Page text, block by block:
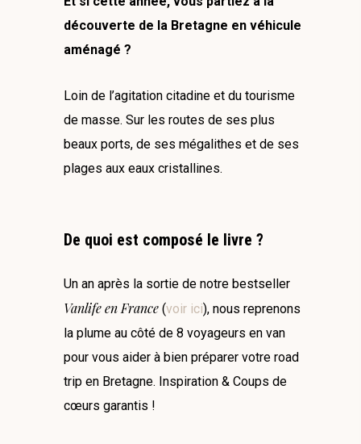
découverte de la Bretagne en véhicule
aménagé ?
Loin de l’agitation citadine et du tourisme
de masse. Sur les routes de ses plus
beaux ports, de ses mégalithes et de ses
plages aux eaux cristallines.
De quoi est composé le livre ?
Un an après la sortie de notre bestseller
Vanlife en France (voir ici), nous reprenons
la plume au côté de 8 voyageurs en van
pour vous aider à bien préparer votre road
trip en Bretagne. Inspiration & Coups de
cœurs garantis !